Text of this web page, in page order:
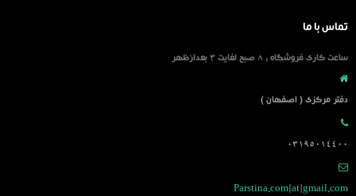
تماس با ما
ساعت کاری فروشگاه : 8 صبح لغایت 3 بعدازظهر
دفتر مرکزی ( اصفهان )
03195014400
Parstina.com[at]gmail.com